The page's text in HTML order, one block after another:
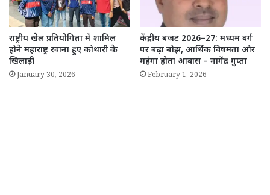
राष्ट्रीय खेल प्रतियोगिता में शामिल
होने महाराष्ट्र रवाना हुए कोथारी के
खिलाड़ी
January 30, 2026
केंद्रीय बजट 2026–27: मध्यम वर्ग
पर बढ़ा बोझ, आर्थिक विषमता और
महंगा होता आवास – नागेंद्र गुप्ता
February 1, 2026